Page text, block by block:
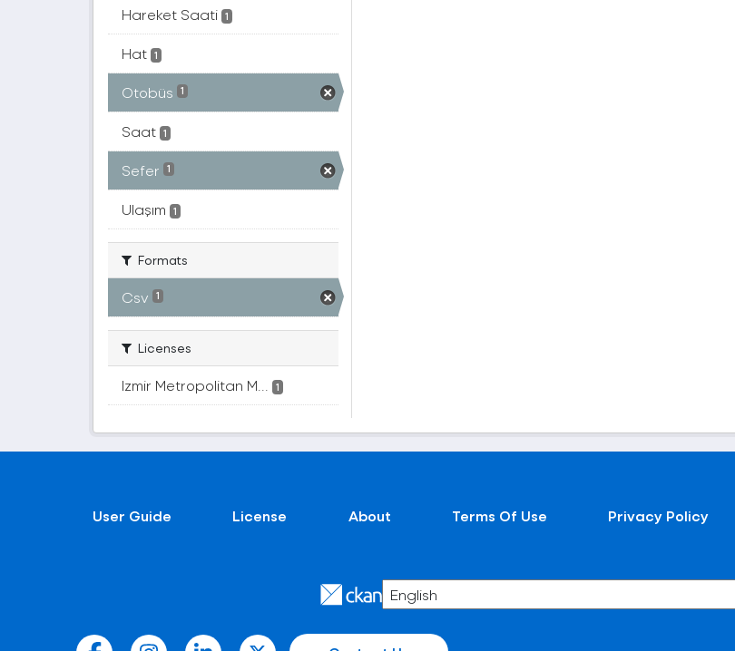
Hareket Saati 1
Hat 1
Otobüs 1
Saat 1
Sefer 1
Ulaşım 1
Formats
Csv 1
Licenses
Izmir Metropolitan M... 1
User Guide License About Terms Of Use Privacy Policy